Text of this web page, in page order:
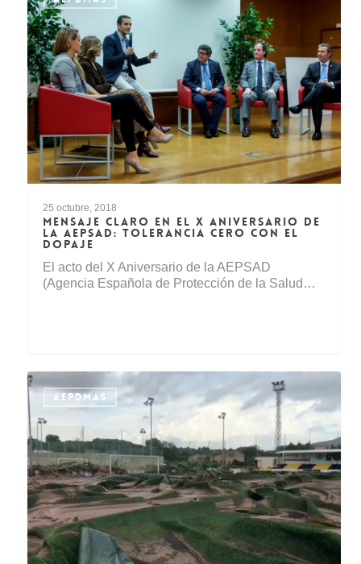
25 octubre, 2018
MENSAJE CLARO EN EL X ANIVERSARIO DE
LA AEPSAD: TOLERANCIA CERO CON EL
DOPAJE
El acto del X Aniversario de la AEPSAD
(Agencia Española de Protección de la Salud…
AEPDMAS